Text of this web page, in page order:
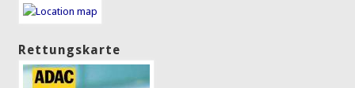
Rettungskarte